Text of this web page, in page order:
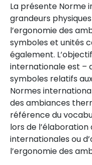
La présente Norme
grandeurs
l’ergonomie des
symboles et unités
également.
internationale est –
symboles relatifs
Normes
des ambiances
référence du
lors de
internationales ou
l’ergonomie des